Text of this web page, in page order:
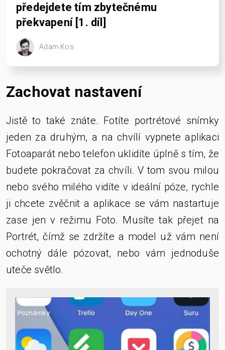
předejdete tím zbytečnému
překvapení [1. díl]
Adam Kos
Zachovat nastavení
Jistě to také znáte. Fotíte portrétové snímky
jeden za druhým, a na chvílí vypnete aplikaci
Fotoaparát nebo telefon uklidíte úplně s tím, že
budete pokračovat za chvíli. V tom svou milou
nebo svého milého vidíte v ideální póze, rychle
ji chcete zvěčnit a aplikace se vám nastartuje
zase jen v režimu Foto. Musíte tak přejet na
Portrét, čímž se zdržíte a model už vám není
ochotný dále pózovat, nebo vám jednoduše
uteče světlo.